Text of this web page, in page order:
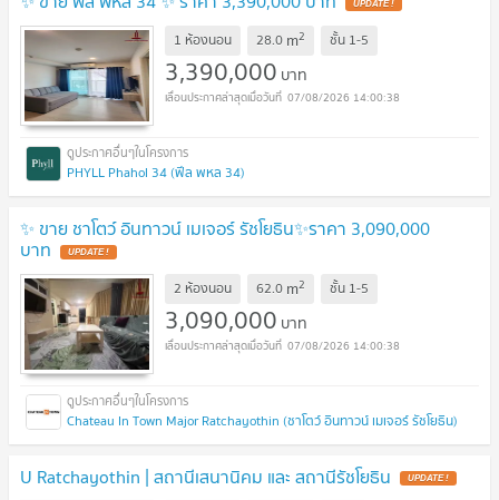
UPDATE !
1 ห้องนอน 28.0 m2 ชั้น 1-5
3,390,000 บาท
07/08/2026 14:00:38
PHYLL Phahol 34 (ฟีล พหล 34)
✨ ขาย ชาโตว์ อินทาวน์ เมเจอร์ รัชโยธิน✨ราคา 3,090,000
บาท UPDATE !
2 ห้องนอน 62.0 m2 ชั้น 1-5
3,090,000 บาท
07/08/2026 14:00:38
Chateau In Town Major Ratchayothin (ชาโตว์ อินทาวน์ เมเจอร์ รัชโยธิน)
U Ratchayothin | สถานีเสนานิคม และ สถานีรัชโยธิน UPDATE !